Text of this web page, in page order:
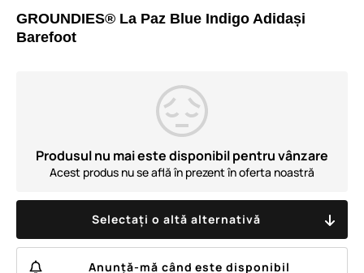
GROUNDIES® La Paz Blue Indigo Adidași
Barefoot
Produsul nu mai este disponibil pentru vânzare
Acest produs nu se află în prezent în oferta noastră
Selectați o altă alternativă
Anunță-mă când este disponibil